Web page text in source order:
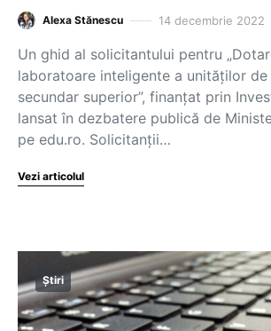
Alexa Stănescu 14 decembrie 2022
Un ghid al solicitantului pentru
laboratoare inteligente a unităților de
secundar superior”, finanțat prin
lansat în dezbatere publică de
pe edu.ro. Solicitanții…
Vezi articolul
Știri